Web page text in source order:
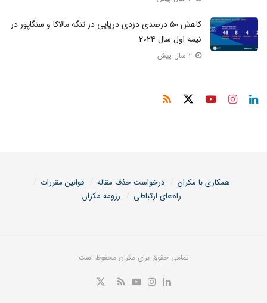
کاهش ۵۰ درصدی دزدی دریایی در تنگه مالاکا و سنگاپور در
نیمه اول سال ۲۰۲۴
همکاری با مکران درخواست حذف مقاله
قوانین مقررات
راه‌های ارتباطی
رزومه مکران
تمامی حقوق برای مکران محفوظ است